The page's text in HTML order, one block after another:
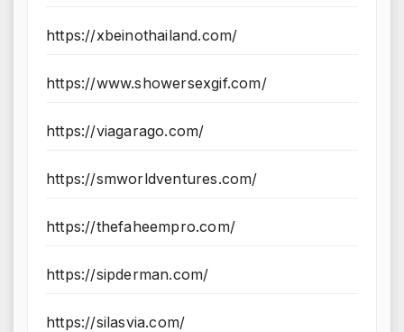
https://xbeinothailand.com/
https://www.showersexgif.com/
https://viagarago.com/
https://smworldventures.com/
https://thefaheempro.com/
https://sipderman.com/
https://silasvia.com/